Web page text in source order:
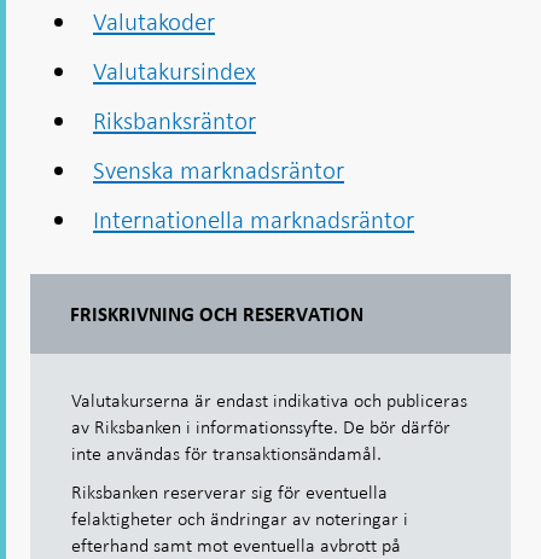
Valutakoder
Valutakursindex
Riksbanksräntor
Svenska marknadsräntor
Internationella marknadsräntor
FRISKRIVNING OCH RESERVATION
Valutakurserna är endast indikativa och publiceras
av Riksbanken i informationssyfte. De bör därför
inte användas för transaktionsändamål.
Riksbanken reserverar sig för eventuella
felaktigheter och ändringar av noteringar i
efterhand samt mot eventuella avbrott på